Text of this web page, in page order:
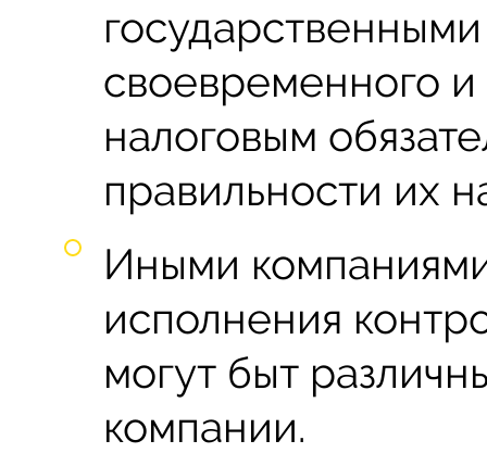
своевременного и
налоговым
правильности их
Иными
исполнения
могут быт
компании.